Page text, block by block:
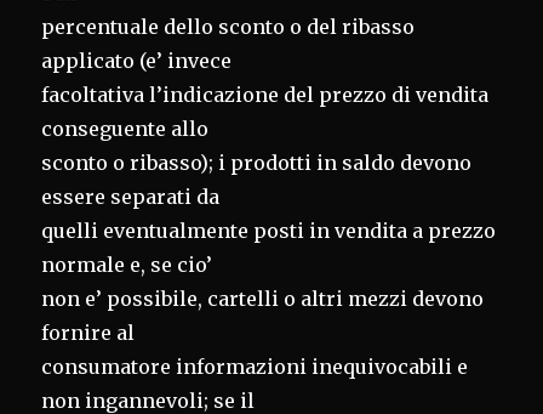
percentuale dello sconto o del ribasso
applicato (e’ invece
facoltativa l’indicazione del prezzo di vendita
conseguente allo
sconto o ribasso); i prodotti in saldo devono
essere separati da
quelli eventualmente posti in vendita a prezzo
normale e, se cio’
non e’ possibile, cartelli o altri mezzi devono
fornire al
consumatore informazioni inequivocabili e
non ingannevoli; se il